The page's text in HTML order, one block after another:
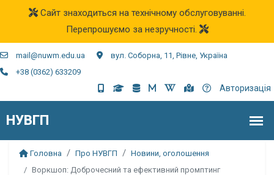
Сайт знаходиться на технічному обслуговуванні.
Перепрошуємо за незручності.
mail@nuwm.edu.ua
вул. Соборна, 11, Рівне, Україна
+38 (0362) 633209
Авторизація
Головна Про НУВГП
Новини, оголошення
Воркшоп: Доброчесний та ефективний промптинг